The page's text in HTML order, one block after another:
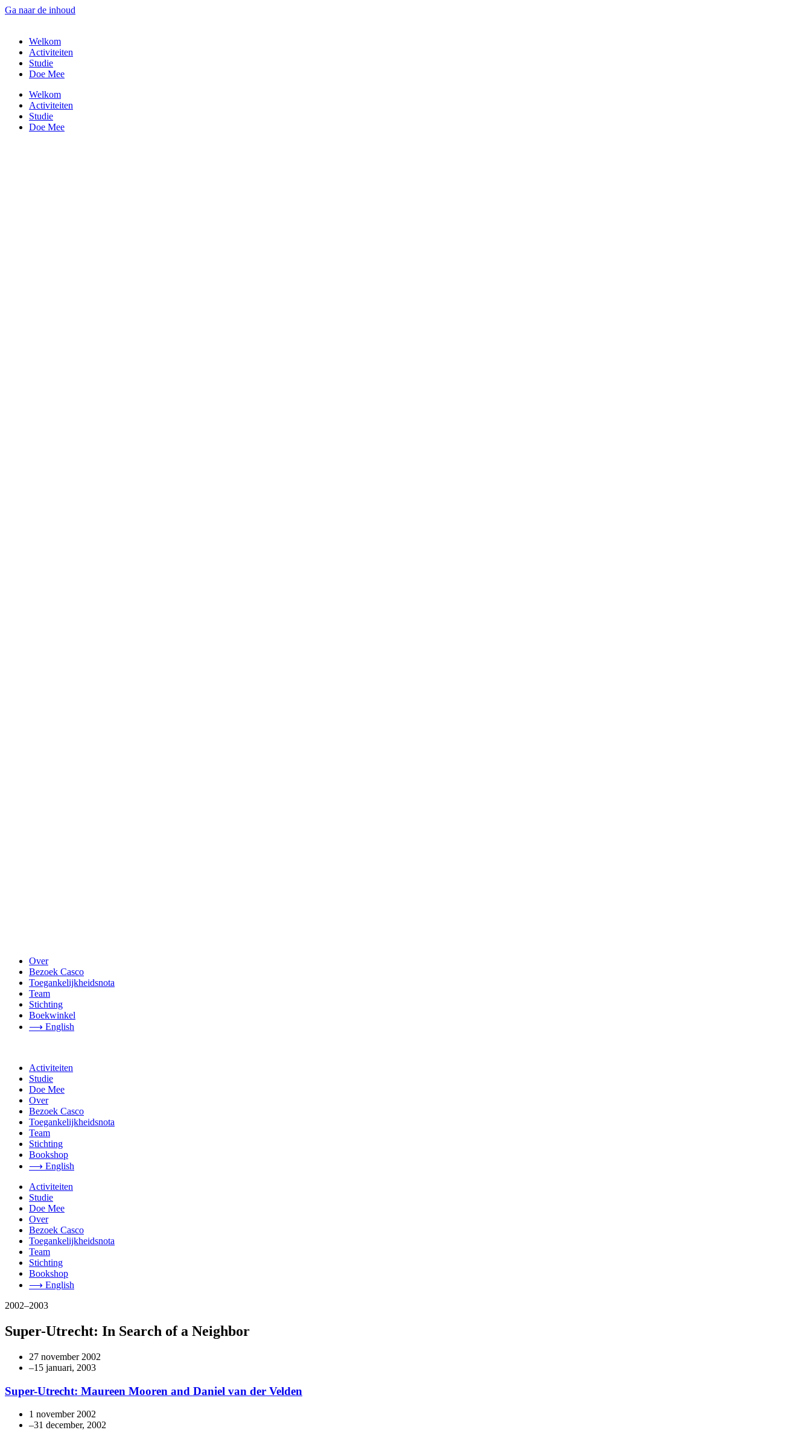
Ga naar de inhoud
Welkom
Activiteiten
Studie
Doe Mee
Welkom
Activiteiten
Studie
Doe Mee
Over
Bezoek Casco
Toegankelijkheidsnota
Team
Stichting
Boekwinkel
⟶ English
Activiteiten
Studie
Doe Mee
Over
Bezoek Casco
Toegankelijkheidsnota
Team
Stichting
Bookshop
⟶ English
Activiteiten
Studie
Doe Mee
Over
Bezoek Casco
Toegankelijkheidsnota
Team
Stichting
Bookshop
⟶ English
2002–2003
Super-Utrecht: In Search of a Neighbor
27 november 2002
Super-Utrecht: Maureen Mooren and Daniel van der Velden
1 november 2002